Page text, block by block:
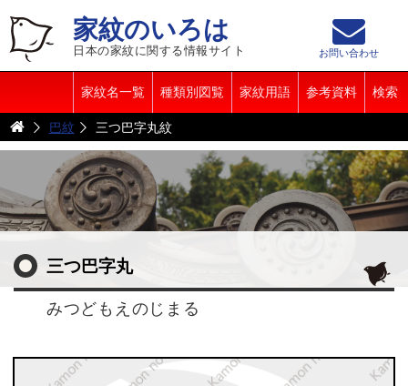
家紋のいろは
日本の家紋に関する情報サイト
家紋名一覧 種類別図覧 家紋用語 参考資料 検索
お問い合わせ
巴紋 三つ巴字丸紋
三つ巴字丸
みつどもえのじまる